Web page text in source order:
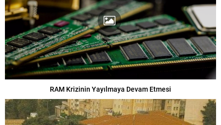
RAM Krizinin Yayılmaya Devam Etmesi